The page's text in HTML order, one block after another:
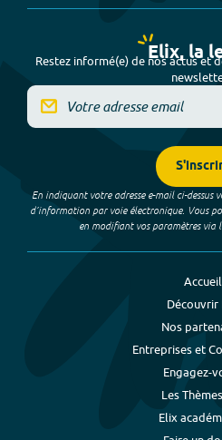
Elix, la
Restez informé(e) de nos actus et
En indiquant votre adresse e-mail ci-dessus
d’information par voie électronique. Vous
en modifiant vos paramètres via
Accueil
Découvrir
Nos
Entreprises et
Engagez-
Les
Elix